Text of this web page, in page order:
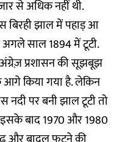
से अधिक नहीं थी.
बिरही झाल में पहाड़ आ
साल 1894 में टूटी.
प्रशासन की सूझबूझ
आगे किया गया है. लेकिन
पर बनी झाल टूटी तो
इसके बाद 1970 और 1980